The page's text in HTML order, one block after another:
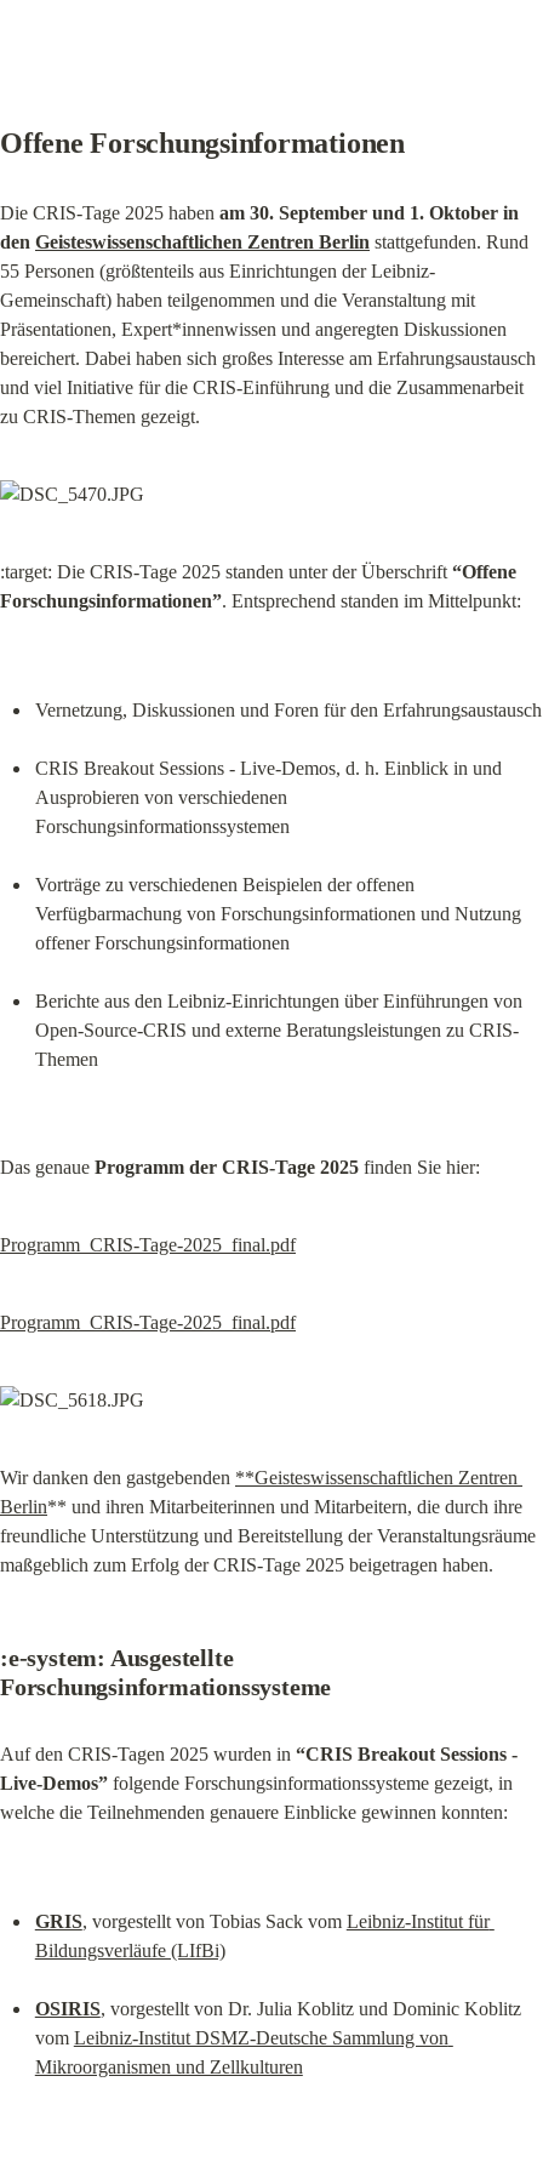
Offene Forschungsinformationen
Die CRIS-Tage 2025 haben am 30. September und 1. Oktober in
den Geisteswissenschaftlichen Zentren Berlin stattgefunden. Rund
55 Personen (größtenteils aus Einrichtungen der Leibniz-
Gemeinschaft) haben teilgenommen und die Veranstaltung mit
Präsentationen, Expert*innenwissen und angeregten Diskussionen
bereichert. Dabei haben sich großes Interesse am Erfahrungsaustausch
und viel Initiative für die CRIS-Einführung und die Zusammenarbeit
zu CRIS-Themen gezeigt.
:target: Die CRIS-Tage 2025 standen unter der Überschrift “Offene
Forschungsinformationen”. Entsprechend standen im Mittelpunkt:
Vernetzung, Diskussionen und Foren für den Erfahrungsaustausch
CRIS Breakout Sessions - Live-Demos, d. h. Einblick in und
Ausprobieren von verschiedenen
Forschungsinformationssystemen
Vorträge zu verschiedenen Beispielen der offenen
Verfügbarmachung von Forschungsinformationen und Nutzung
offener Forschungsinformationen
Berichte aus den Leibniz-Einrichtungen über Einführungen von
Open-Source-CRIS und externe Beratungsleistungen zu CRIS-
Themen
Das genaue Programm der CRIS-Tage 2025 finden Sie hier:
Programm_CRIS-Tage-2025_final.pdf
Programm_CRIS-Tage-2025_final.pdf
Wir danken den gastgebenden **Geisteswissenschaftlichen Zentren
Berlin** und ihren Mitarbeiterinnen und Mitarbeitern, die durch ihre
freundliche Unterstützung und Bereitstellung der Veranstaltungsräume
maßgeblich zum Erfolg der CRIS-Tage 2025 beigetragen haben.
:e-system: Ausgestellte
Forschungsinformationssysteme
Auf den CRIS-Tagen 2025 wurden in “CRIS Breakout Sessions -
Live-Demos” folgende Forschungsinformationssysteme gezeigt, in
welche die Teilnehmenden genauere Einblicke gewinnen konnten:
GRIS, vorgestellt von Tobias Sack vom Leibniz-Institut für
Bildungsverläufe (LIfBi)
OSIRIS, vorgestellt von Dr. Julia Koblitz und Dominic Koblitz
vom Leibniz-Institut DSMZ-Deutsche Sammlung von
Mikroorganismen und Zellkulturen